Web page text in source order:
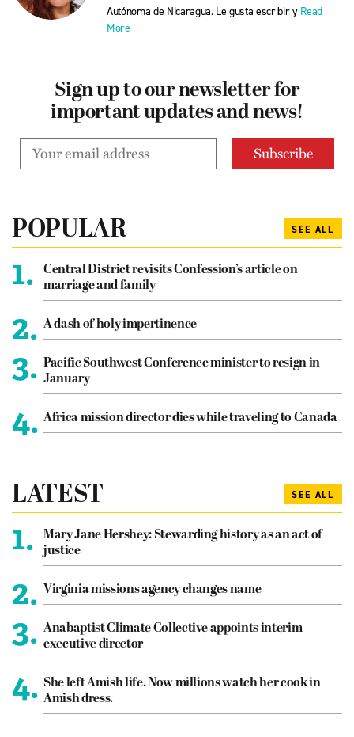
Autónoma de Nicaragua. Le gusta escribir y Read
More
Sign up to our newsletter for
important updates and news!
POPULAR SEE ALL
1.
Central District revisits Confession’s article on
marriage and family
2. A dash of holy impertinence
3. Pacific Southwest Conference minister to resign in
January
4. Africa mission director dies while traveling to Canada
LATEST SEE ALL
1.
Mary Jane Hershey: Stewarding history as an act of
justice
2. Virginia missions agency changes name
3. Anabaptist Climate Collective appoints interim
executive director
4. She left Amish life. Now millions watch her cook in
Amish dress.